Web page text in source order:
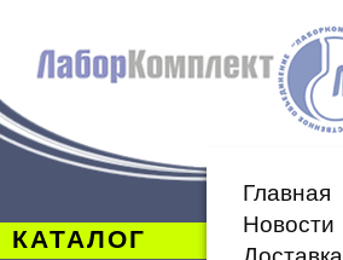
КАТАЛОГ
Главная
Новости